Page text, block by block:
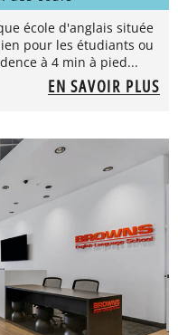
école d'anglais située
pour les étudiants ou
à 4 min à pied...
EN SAVOIR PLUS